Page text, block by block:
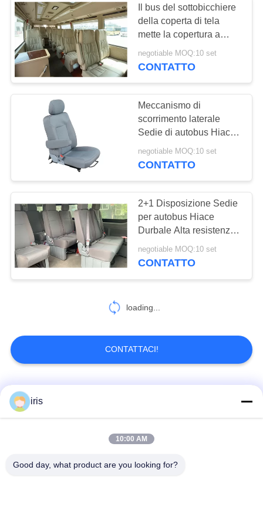
Il bus del sottobicchiere
della coperta di tela
mette la copertura a
sedere di alluminio del
poggiacapo del telaio
negotiable MOQ:10 set
CONTATTO
Meccanismo di
scorrimento laterale
Sedie di autobus Hiace
Base in alluminio
Cornice a prova di
negotiable MOQ:10 set
CONTATTO
2+1 Disposizione Sedie
per autobus Hiace
Durbale Alta resistenza
all'usura per il corpo
stretto
negotiable MOQ:10 set
CONTATTO
loading...
CONTATTACI!
Categorie popolari
Sedie per autobus a
iris
10:00 AM
Good day, what product are you looking for?